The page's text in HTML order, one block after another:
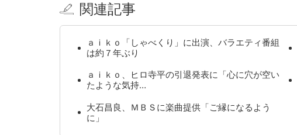
関連記事
ａｉｋｏ「しゃべくり」に出演、バラエティ番組
は約７年ぶり
ａｉｋｏ、ヒロ寺平の引退発表に「心に穴が空い
たような気持…
大石昌良、ＭＢＳに楽曲提供「ご縁になるよう
に」